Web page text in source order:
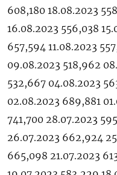
608,180 18.08.2023
16.08.2023 556,038
657,594 11.08.2023
09.08.2023 518,962
532,667 04.08.2023
02.08.2023 689,881
741,700 28.07.2023
26.07.2023 662,924
665,098 21.07.2023